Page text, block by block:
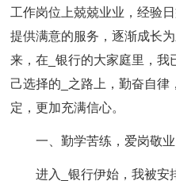
工作岗位上兢兢业业，经验
提供满意的服务，逐渐成长
来，在_银行的大家庭里，我
己选择的_之路上，勤奋自律
定，更加充满信心。
一、勤学苦练，爱岗敬业
进入_银行伊始，我被安